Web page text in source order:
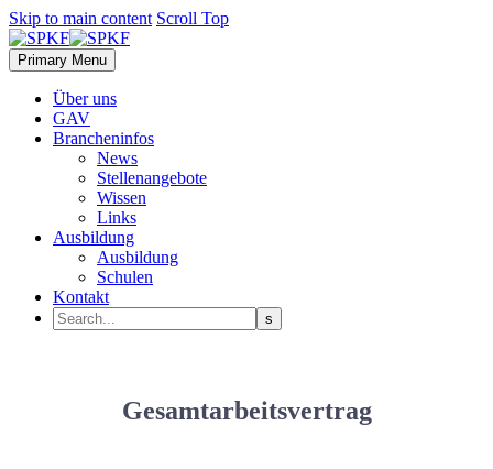
Skip to main content Scroll Top
Primary Menu
Über uns
GAV
Brancheninfos
News
Stellenangebote
Wissen
Links
Ausbildung
Ausbildung
Schulen
Kontakt
Gesamtarbeitsvertrag